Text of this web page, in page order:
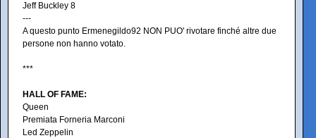
Jeff Buckley 8
---
A questo punto Ermenegildo92 NON PUO' rivotare finché altre due
persone non hanno votato.
***
HALL OF FAME:
Queen
Premiata Forneria Marconi
Led Zeppelin